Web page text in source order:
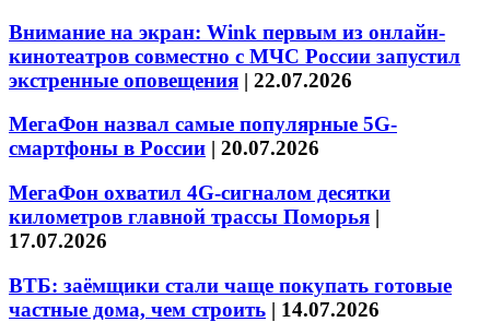
Внимание на экран: Wink первым из онлайн-
кинотеатров совместно с МЧС России запустил
экстренные оповещения | 22.07.2026
МегаФон назвал самые популярные 5G-
смартфоны в России | 20.07.2026
МегаФон охватил 4G-сигналом десятки
километров главной трассы Поморья |
17.07.2026
ВТБ: заёмщики стали чаще покупать готовые
частные дома, чем строить | 14.07.2026